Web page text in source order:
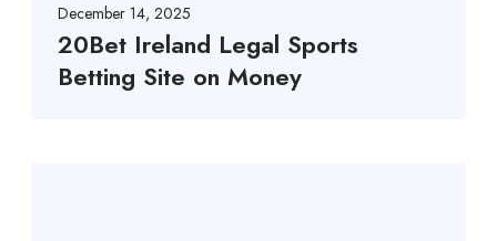
December 14, 2025
20Bet Ireland Legal Sports
Betting Site on Money